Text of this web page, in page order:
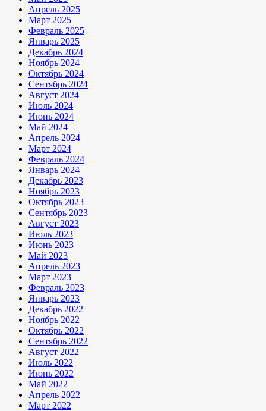
Апрель 2025
Март 2025
Февраль 2025
Январь 2025
Декабрь 2024
Ноябрь 2024
Октябрь 2024
Сентябрь 2024
Август 2024
Июль 2024
Июнь 2024
Май 2024
Апрель 2024
Март 2024
Февраль 2024
Январь 2024
Декабрь 2023
Ноябрь 2023
Октябрь 2023
Сентябрь 2023
Август 2023
Июль 2023
Июнь 2023
Май 2023
Апрель 2023
Март 2023
Февраль 2023
Январь 2023
Декабрь 2022
Ноябрь 2022
Октябрь 2022
Сентябрь 2022
Август 2022
Июль 2022
Июнь 2022
Май 2022
Апрель 2022
Март 2022